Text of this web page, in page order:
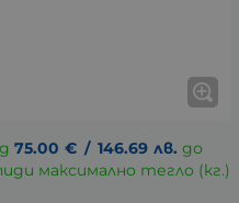
75.00 € / 146.69 лв. до
максимално тегло (кг.)